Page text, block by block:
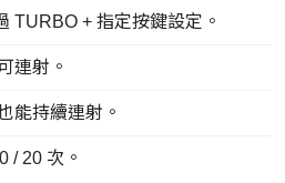
TURBO + 指定按鍵設定。
連射。
能持續連射。
/ 20 次。